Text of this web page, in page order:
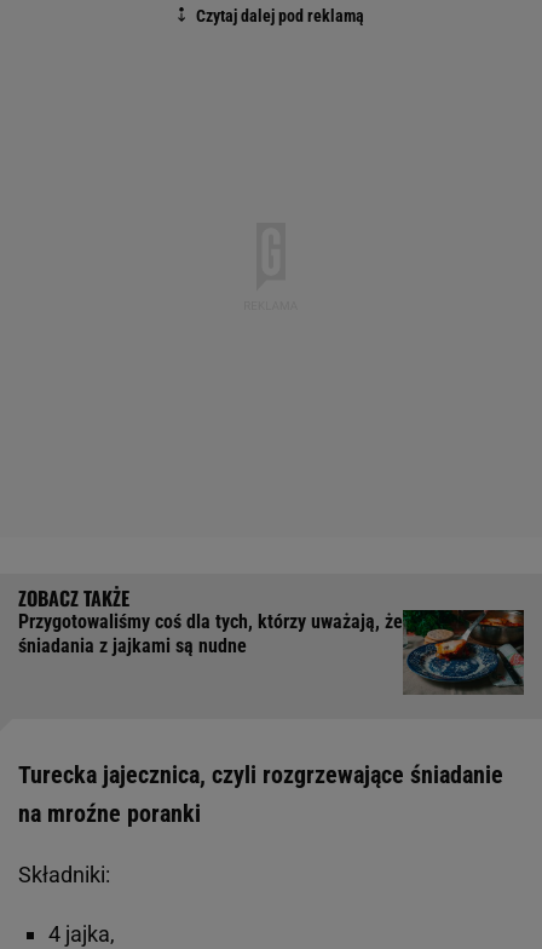
Przygotowaliśmy coś dla tych, którzy uważają, że
śniadania z jajkami są nudne
Turecka jajecznica, czyli rozgrzewające śniadanie
na mroźne poranki
Składniki:
4 jajka,